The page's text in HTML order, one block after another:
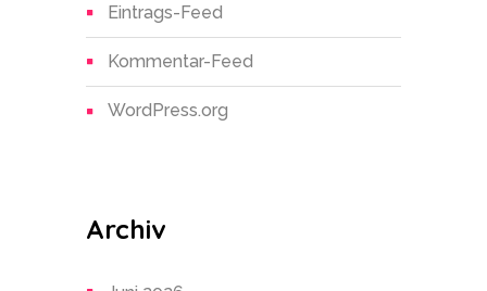
Eintrags-Feed
Kommentar-Feed
WordPress.org
Archiv